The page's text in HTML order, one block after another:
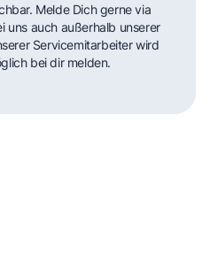
Melde Dich gerne via
uns auch außerhalb unserer
Servicemitarbeiter wird
bei dir melden.